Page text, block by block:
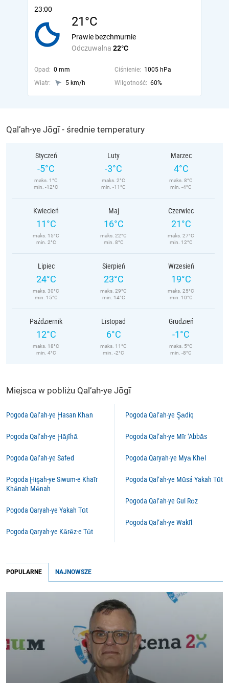
23:00
21°C
Odczuwalna 22°C
Prawie bezchmurnie
Opad: 0 mm Ciśnienie: 1005 hPa
Wiatr:
5 km/h Wilgotność: 60%
Qal‘ah-ye Jōgī - średnie temperatury
Styczeń
-5°C
maks. 1°C
min. -12°C
Luty
-3°C
maks. 2°C
min. -11°C
Marzec
4°C
maks. 8°C
min. -4°C
Kwiecień
11°C
maks. 15°C
min. 2°C
Maj
16°C
maks. 22°C
min. 8°C
Czerwiec
21°C
maks. 27°C
min. 12°C
Lipiec
24°C
maks. 30°C
min. 15°C
Sierpień
23°C
maks. 29°C
min. 14°C
Wrzesień
19°C
maks. 25°C
min. 10°C
Październik
12°C
maks. 18°C
min. 4°C
Listopad
6°C
maks. 11°C
min. -2°C
Grudzień
-1°C
maks. 5°C
min. -8°C
Miejsca w pobliżu Qal‘ah-ye Jōgī
Pogoda Qal‘ah-ye Ḩasan Khān
Pogoda Qal‘ah-ye Ḩājīhā
Pogoda Qal‘ah-ye Safēd
Pogoda Ḩişah-ye Siwum-e Khaīr
Khānah Mēnah
Pogoda Qaryah-ye Yakah Tūt
Pogoda Qaryah-ye Kārēz-e Tūt
Pogoda Qal‘ah-ye Şādiq
Pogoda Qal‘ah-ye Mīr ‘Abbās
Pogoda Qaryah-ye Myā Khēl
Pogoda Qal‘ah-ye Mūsá Yakah Tūt
Pogoda Qal‘ah-ye Gul Rōz
Pogoda Qal‘ah-ye Wakīl
POPULARNE NAJNOWSZE